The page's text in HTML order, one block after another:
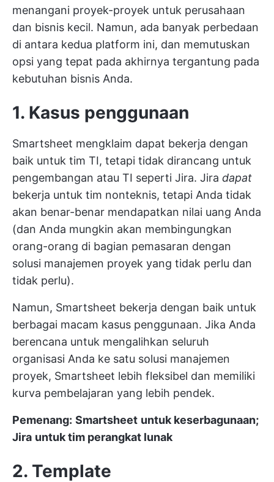
menangani proyek-proyek untuk perusahaan
dan bisnis kecil. Namun, ada banyak perbedaan
di antara kedua platform ini, dan memutuskan
opsi yang tepat pada akhirnya tergantung pada
kebutuhan bisnis Anda.
1. Kasus penggunaan
Smartsheet mengklaim dapat bekerja dengan
baik untuk tim TI, tetapi tidak dirancang untuk
pengembangan atau TI seperti Jira. Jira dapat
bekerja untuk tim nonteknis, tetapi Anda tidak
akan benar-benar mendapatkan nilai uang Anda
(dan Anda mungkin akan membingungkan
orang-orang di bagian pemasaran dengan
solusi manajemen proyek yang tidak perlu dan
tidak perlu).
Namun, Smartsheet bekerja dengan baik untuk
berbagai macam kasus penggunaan. Jika Anda
berencana untuk mengalihkan seluruh
organisasi Anda ke satu solusi manajemen
proyek, Smartsheet lebih fleksibel dan memiliki
kurva pembelajaran yang lebih pendek.
Pemenang: Smartsheet untuk keserbagunaan;
Jira untuk tim perangkat lunak
2. Template